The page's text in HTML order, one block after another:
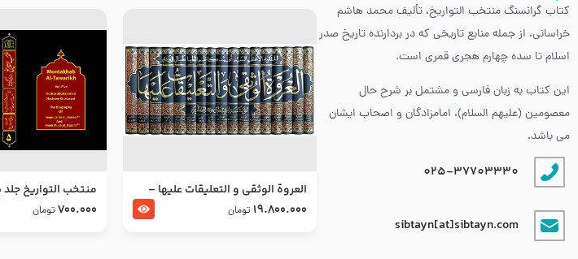
کتاب گرانسنگ منتخب التواريخ، تألیف محمد هاشم
خراسانی، از جمله منابع تاریخی که در بردارنده تاریخ صدر
اسلام تا سده چهارم هجری قمری است.
این کتاب به زبان فارسی و مشتمل بر شرح حال
معصومین (علیهم السلام)، امامزادگان و اصحاب ایشان
می باشد.
025-37703330
sibtayn[at]sibtayn.com
العروة الوثقى و التعليقات عليها –
طرح جدید
19.800.000 تومان
منتخب التواریخ
جعفر صادق و امام
700.000 تومان